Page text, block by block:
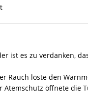
ist es zu verdanken,
Rauch löste den
öffnete die